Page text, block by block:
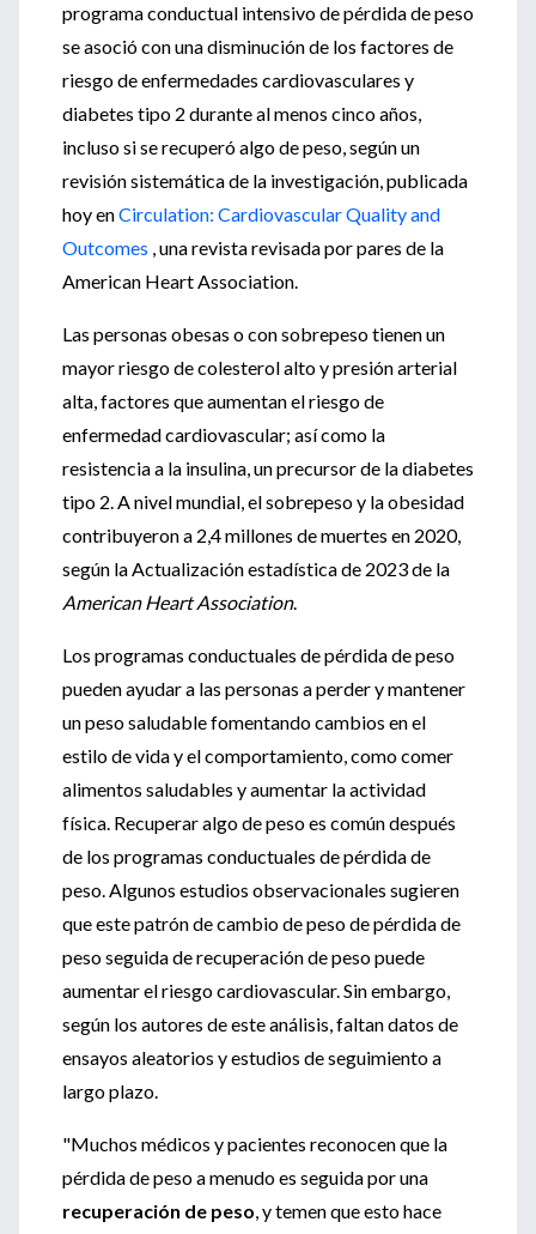
programa conductual intensivo de pérdida de peso
se asoció con una disminución de los factores de
riesgo de enfermedades cardiovasculares y
diabetes tipo 2 durante al menos cinco años,
incluso si se recuperó algo de peso, según un
revisión sistemática de la investigación, publicada
hoy enCirculation: Cardiovascular Quality and
Outcomes , una revista revisada por pares de la
American Heart Association.
Las personas obesas o con sobrepeso tienen un
mayor riesgo de colesterol alto y presión arterial
alta, factores que aumentan el riesgo de
enfermedad cardiovascular; así como la
resistencia a la insulina, un precursor de la diabetes
tipo 2. A nivel mundial, el sobrepeso y la obesidad
contribuyeron a 2,4 millones de muertes en 2020,
según la Actualización estadística de 2023 de la
American Heart Association.
Los programas conductuales de pérdida de peso
pueden ayudar a las personas a perder y mantener
un peso saludable fomentando cambios en el
estilo de vida y el comportamiento, como comer
alimentos saludables y aumentar la actividad
física. Recuperar algo de peso es común después
de los programas conductuales de pérdida de
peso. Algunos estudios observacionales sugieren
que este patrón de cambio de peso de pérdida de
peso seguida de recuperación de peso puede
aumentar el riesgo cardiovascular. Sin embargo,
según los autores de este análisis, faltan datos de
ensayos aleatorios y estudios de seguimiento a
largo plazo.
"Muchos médicos y pacientes reconocen que la
pérdida de peso a menudo es seguida por una
recuperación de peso, y temen que esto hace